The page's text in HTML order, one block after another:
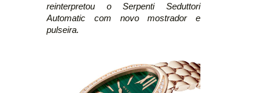
reinterpretou o Serpenti Seduttori
Automatic com novo mostrador e
pulseira.